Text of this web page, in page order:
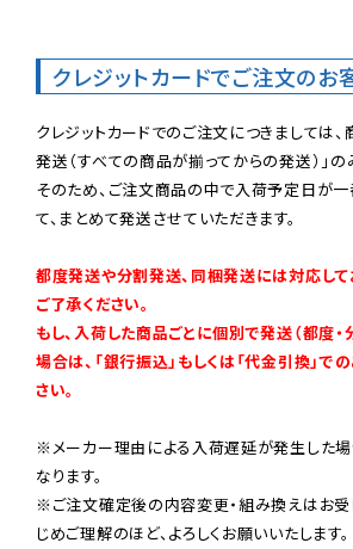
クレジットカードでご注文のお
クレジットカードでのご注文につきましては
発送（すべての商品が揃ってからの発送）」の
そのため、ご注文商品の中で入荷予定日が
て、まとめて発送させていただきます。
都度発送や分割発送、同梱発送には対応して
ご了承ください。
もし、入荷した商品ごとに個別で発送（都度
場合は、「銀行振込」もしくは「代金引換」で
さい。
※メーカー理由による入荷遅延が発生した
なります。
※ご注文確定後の内容変更・組み換えはお受
じめご理解のほど、よろしくお願いいたします。